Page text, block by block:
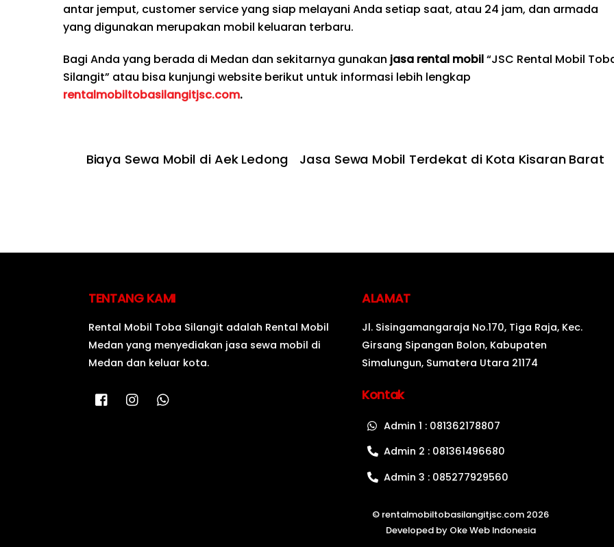
antar jemput, customer service yang siap melayani Anda setiap saat, atau 24 jam, dan armada
yang digunakan merupakan mobil keluaran terbaru.
Bagi Anda yang berada di Medan dan sekitarnya gunakan jasa rental mobil“JSC Rental Mobil
Silangit” atau bisa kunjungi website berikut untuk informasi lebih lengkap
rentalmobiltobasilangitjsc.com.
Biaya Sewa Mobil di Aek Ledong Jasa Sewa Mobil Terdekat di Kota Kisaran Barat
TENTANG KAMI
Rental Mobil Toba Silangit adalah Rental Mobil
Medan yang menyediakan jasa sewa mobil di
Medan dan keluar kota.
ALAMAT
Jl. Sisingamangaraja No.170, Tiga Raja, Kec.
Girsang Sipangan Bolon, Kabupaten
Simalungun, Sumatera Utara 21174
Kontak
Admin 1 : 081362178807
Admin 2 : 081361496680
Admin 3 : 085277929560
© rentalmobiltobasilangitjsc.com 2026
Developed by Oke Web Indonesia